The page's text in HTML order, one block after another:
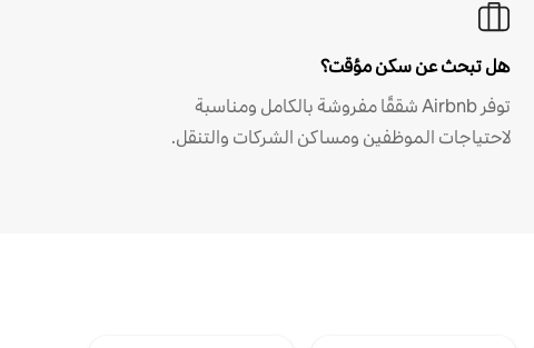
هل تبحث عن سكن مؤقت؟
توفر Airbnb شققًا مفروشة بالكامل ومناسبة
لاحتياجات الموظفين ومساكن الشركات والتنقل.